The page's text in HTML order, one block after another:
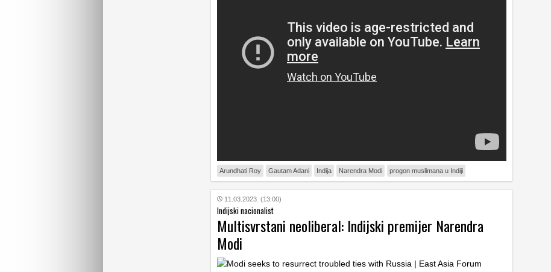
Arundhati Roy Gautam Adani Indija Narendra Modi progon muslimana u Indiji
11.03.2023. (13:00)
Indijski nacionalist
Multisvrstani neoliberal: Indijski premijer Narendra
Modi